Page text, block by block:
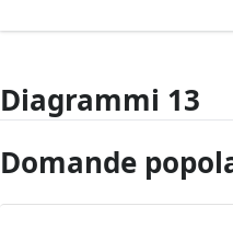
Diagrammi 13
Domande